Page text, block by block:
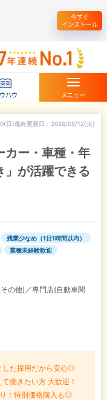
今すぐ
インストール
ハウ メニュー
最終更新日 2026/05/12(火)
日)
カー・車種・年
」が活躍できる
残業少なめ（1日1時間以内）
業種未経験歓迎
の他)／専門店(自動車関
した採用だから安心◎
働きたい方 大歓迎！
！特別価格購入も◎